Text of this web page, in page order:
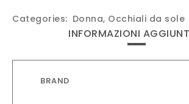
Categories: Donna, Occhiali da sole
INFORMAZIONI
BRAND